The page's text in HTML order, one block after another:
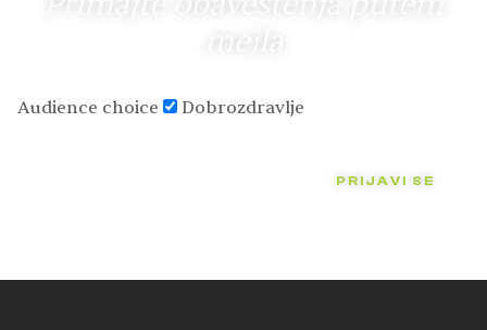
Audience choice Dobrozdravlje
PRIJAVI SE